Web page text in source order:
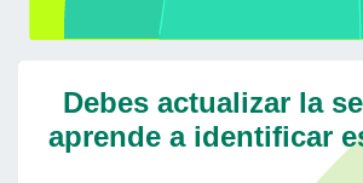
Debes actualizar la
aprende a identificar